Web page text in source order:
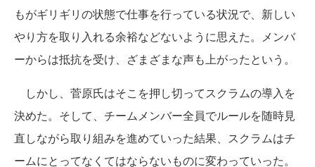
もがギリギリの状態で仕事を行っている状況で、新しい
やり方を取り入れる余裕などないように思えた。メンバ
ーからは抵抗を受け、ざまざまな声も上がったという。
しかし、菅原氏はそこを押し切ってスクラムの導入を
決めた。そして、チームメンバー全員でルールを随時見
直しながら取り組みを進めていった結果、スクラムはチ
ームにとってなくてはならないものに変わっていった。